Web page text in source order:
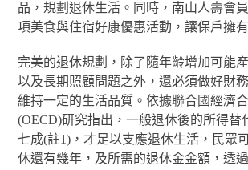
品，規劃退休生活。同時，南山人壽會
項美食與住宿好康優惠活動，讓保戶擁
完美的退休規劃，除了隨年齡增加可能
以及長期照顧問題之外，還必須做好財
維持一定的生活品質。依據聯合國經濟
(OECD)研究指出，一般退休後的所得替
七成(註1)，才足以支應退休生活，民眾
休還有幾年，及所需的退休金金額，透